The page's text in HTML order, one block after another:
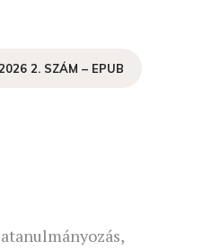
2. SZÁM – EPUB
,